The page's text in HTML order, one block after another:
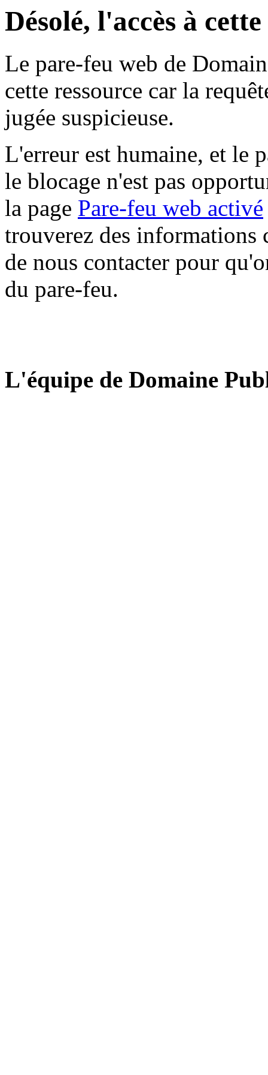
Désolé, l'accès à
Le pare-feu web de
cette ressource car la
jugée suspicieuse.
L'erreur est humaine, et le
le blocage n'est pas
la page Pare-feu web activé
trouverez des informations
de nous contacter pour
du pare-feu.
L'équipe de Domaine